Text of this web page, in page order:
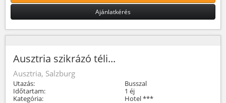
Ajánlatkérés
Ausztria szikrázó téli...
Ausztria, Salzburg
Utazás:
Busszal
Időtartam:
1 éj
Kategória:
Hotel ***